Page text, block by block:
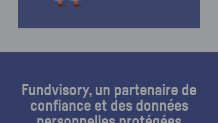
Fundvisory, un partenaire de
confiance et des données